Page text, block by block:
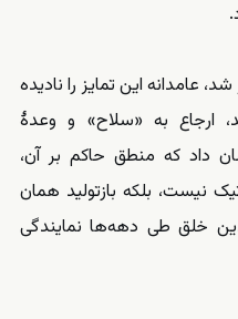
عامدانه این تمایز را نادیده
ارجاع به «سلاح» و وعدهٔ
داد که منطق حاکم بر آن،
نیست، بلکه بازتولید همان
خلق طی دهه‌ها نمایندگی